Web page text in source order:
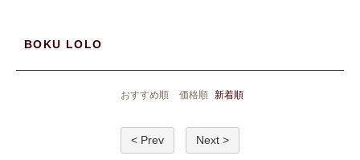
BOKU LOLO
おすすめ順 価格順 新着順
< Prev Next >